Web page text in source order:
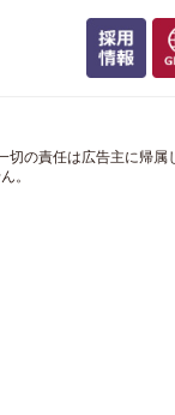
切の責任は広告主に帰属
。